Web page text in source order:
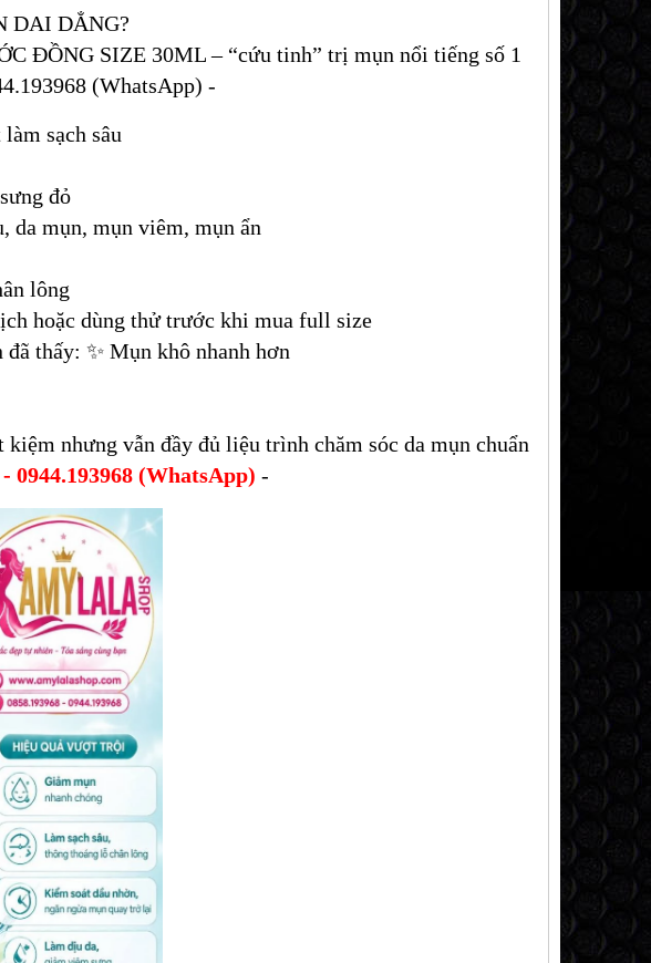
DAI DẲNG?
ĐỒNG SIZE 30ML – “cứu tinh” trị mụn nổi tiếng số 1
(WhatsApp) -
sạch sâu
đỏ
mụn, mụn viêm, mụn ẩn
lông
hoặc dùng thử trước khi mua full size
thấy: ✨ Mụn khô nhanh hơn
nhưng vẫn đầy đủ liệu trình chăm sóc da mụn chuẩn
0944.193968 (WhatsApp) -